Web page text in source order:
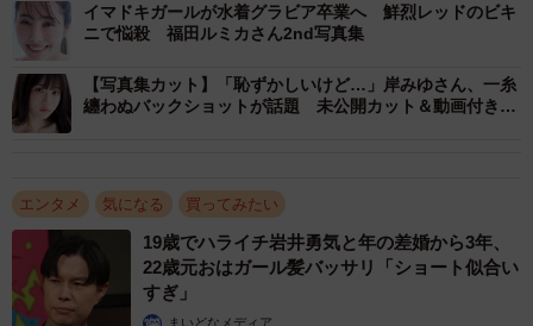
イマドキガールが水着グラビア卒業へ 鮮烈レッドのビキ
ニで悩殺 福田ルミカさん2nd写真集
【写真集カット】「恥ずかしいけど…」岸みゆさん、一糸
纏わぬバックショットが話題 未公開カット＆動画付き電
エンタメ 気になる 買ってみたい
19歳でハライチ岩井勇気と年の差婚から3年、
22歳元おはガール髪バッサリ「ショート似合い
すぎ」
まいどなメディア